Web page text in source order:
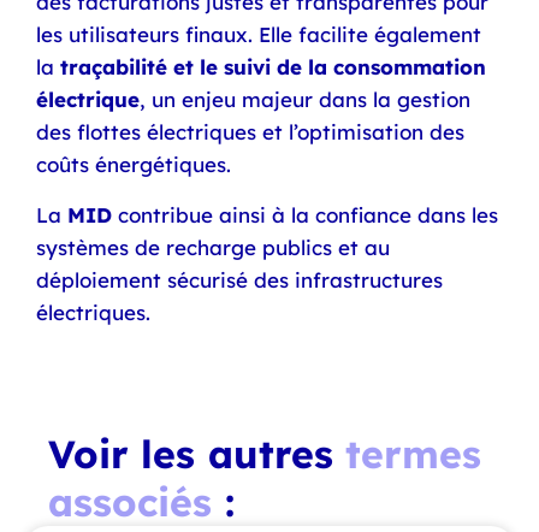
les utilisateurs finaux. Elle facilite également
la traçabilité et le suivi de la consommation
électrique, un enjeu majeur dans la gestion
des flottes électriques et l’optimisation des
coûts énergétiques.
La MID contribue ainsi à la confiance dans les
systèmes de recharge publics et au
déploiement sécurisé des infrastructures
électriques.
Voir les autres termes
associés :